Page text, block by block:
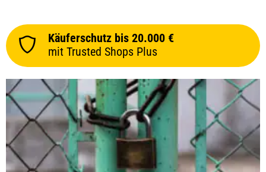
Käuferschutz bis 20.000 €
mit Trusted Shops Plus